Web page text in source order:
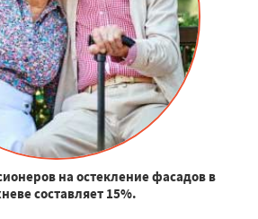
на остекление фасадов в
составляет 15%.